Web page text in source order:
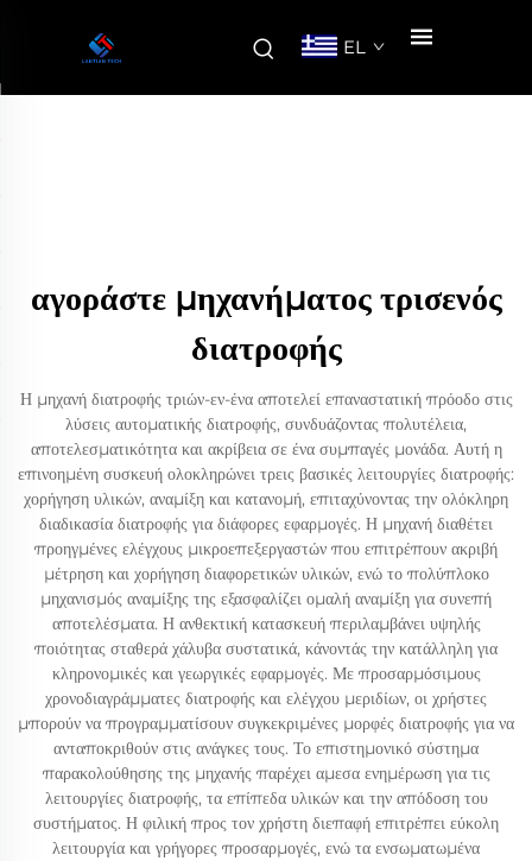
EL
αγοράστε μηχανήματος τρισενός
διατροφής
Η μηχανή διατροφής τριών-εν-ένα αποτελεί επαναστατική πρόοδο στις
λύσεις αυτοματικής διατροφής, συνδυάζοντας πολυτέλεια,
αποτελεσματικότητα και ακρίβεια σε ένα συμπαγές μονάδα. Αυτή η
επινοημένη συσκευή ολοκληρώνει τρεις βασικές λειτουργίες διατροφής:
χορήγηση υλικών, αναμίξη και κατανομή, επιταχύνοντας την ολόκληρη
διαδικασία διατροφής για διάφορες εφαρμογές. Η μηχανή διαθέτει
προηγμένες ελέγχους μικροεπεξεργαστών που επιτρέπουν ακριβή
μέτρηση και χορήγηση διαφορετικών υλικών, ενώ το πολύπλοκο
μηχανισμός αναμίξης της εξασφαλίζει ομαλή αναμίξη για συνεπή
αποτελέσματα. Η ανθεκτική κατασκευή περιλαμβάνει υψηλής
ποιότητας σταθερά χάλυβα συστατικά, κάνοντάς την κατάλληλη για
κληρονομικές και γεωργικές εφαρμογές. Με προσαρμόσιμους
χρονοδιαγράμματες διατροφής και ελέγχου μεριδίων, οι χρήστες
μπορούν να προγραμματίσουν συγκεκριμένες μορφές διατροφής για να
ανταποκριθούν στις ανάγκες τους. Το επιστημονικό σύστημα
παρακολούθησης της μηχανής παρέχει αμεσα ενημέρωση για τις
λειτουργίες διατροφής, τα επίπεδα υλικών και την απόδοση του
συστήματος. Η φιλική προς τον χρήστη διεπαφή επιτρέπει εύκολη
λειτουργία και γρήγορες προσαρμογές, ενώ τα ενσωματωμένα